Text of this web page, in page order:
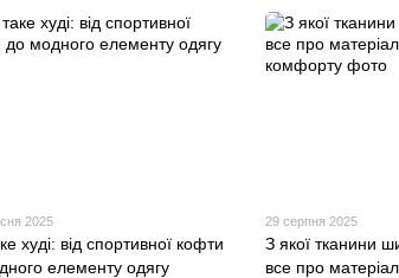
2025
худі: від спортивної кофти
елементу одягу
29 серпня 2025
З якої тканини
все про